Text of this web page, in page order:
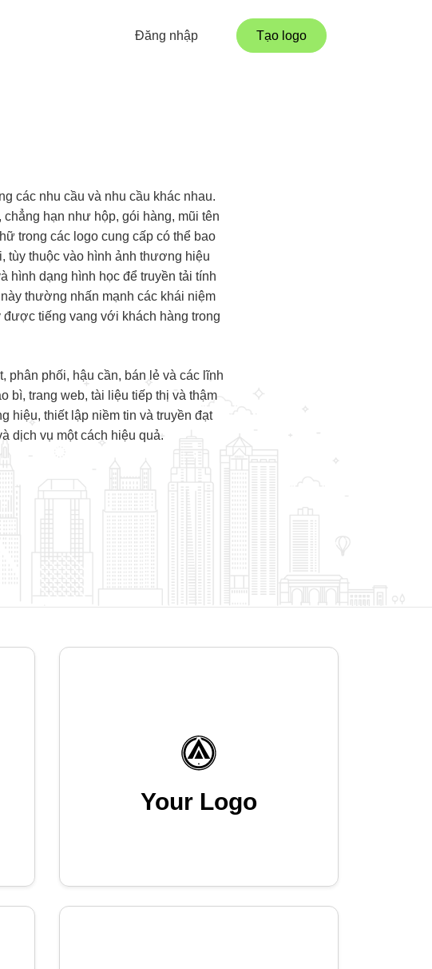
Đăng nhập Tạo logo
các nhu cầu và nhu cầu khác nhau.
hạn như hộp, gói hàng, mũi tên
trong các logo cung cấp có thể bao
tùy thuộc vào hình ảnh thương hiệu
hình dạng hình học để truyền tải tính
thường nhấn mạnh các khái niệm
tiếng vang với khách hàng trong
phối, hậu cần, bán lẻ và các lĩnh
bì, trang web, tài liệu tiếp thị và thậm
hiệu, thiết lập niềm tin và truyền đạt
dịch vụ một cách hiệu quả.
Your Logo